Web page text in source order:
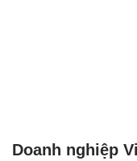
Doanh nghiệp